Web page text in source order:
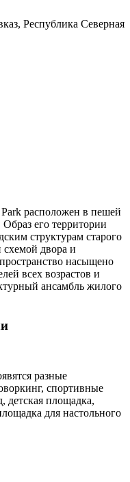
Республика Северная
расположен в пешей
Образ его территории
структурам старого
схемой двора и
насыщено
всех возрастов и
ансамбль жилого
разные
спортивные
детская площадка,
для настольного